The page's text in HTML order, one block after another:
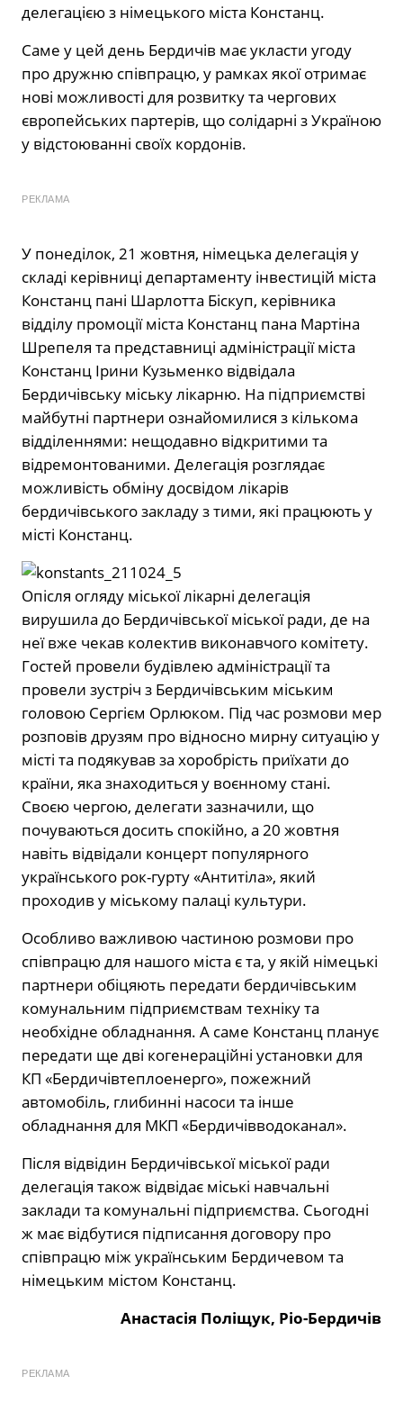
делегацією з німецького міста Констанц.
Саме у цей день Бердичів має укласти угоду
про дружню співпрацю, у рамках якої отримає
нові можливості для розвитку та чергових
європейських партерів, що солідарні з Україною
у відстоюванні своїх кордонів.
РЕКЛАМА
У понеділок, 21 жовтня, німецька делегація у
складі керівниці департаменту інвестицій міста
Констанц пані Шарлотта Біскуп, керівника
відділу промоції міста Констанц пана Мартіна
Шрепеля та представниці адміністрації міста
Констанц Ірини Кузьменко відвідала
Бердичівську міську лікарню. На підприємстві
майбутні партнери ознайомилися з кількома
відділеннями: нещодавно відкритими та
відремонтованими. Делегація розглядає
можливість обміну досвідом лікарів
бердичівського закладу з тими, які працюють у
місті Констанц.
Опісля огляду міської лікарні делегація
вирушила до Бердичівської міської ради, де на
неї вже чекав колектив виконавчого комітету.
Гостей провели будівлею адміністрації та
провели зустріч з Бердичівським міським
головою Сергієм Орлюком. Під час розмови мер
розповів друзям про відносно мирну ситуацію у
місті та подякував за хоробрість приїхати до
країни, яка знаходиться у воєнному стані.
Своєю чергою, делегати зазначили, що
почуваються досить спокійно, а 20 жовтня
навіть відвідали концерт популярного
українського рок-гурту «Антитіла», який
проходив у міському палаці культури.
Особливо важливою частиною розмови про
співпрацю для нашого міста є та, у якій німецькі
партнери обіцяють передати бердичівським
комунальним підприємствам техніку та
необхідне обладнання. А саме Констанц планує
передати ще дві когенераційні установки для
КП «Бердичівтеплоенерго», пожежний
автомобіль, глибинні насоси та інше
обладнання для МКП «Бердичівводоканал».
Після відвідин Бердичівської міської ради
делегація також відвідає міські навчальні
заклади та комунальні підприємства. Сьогодні
ж має відбутися підписання договору про
співпрацю між українським Бердичевом та
німецьким містом Констанц.
Анастасія Поліщук, Ріо-Бердичів
РЕКЛАМА